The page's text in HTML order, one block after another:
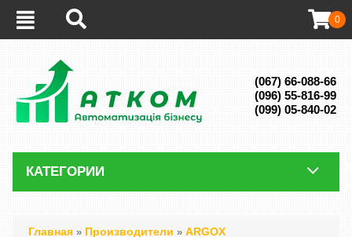
(067) 66-088-66
(096) 55-816-99
(099) 05-840-02
0
КАТЕГОРИИ
Главная » Производители » ARGOX